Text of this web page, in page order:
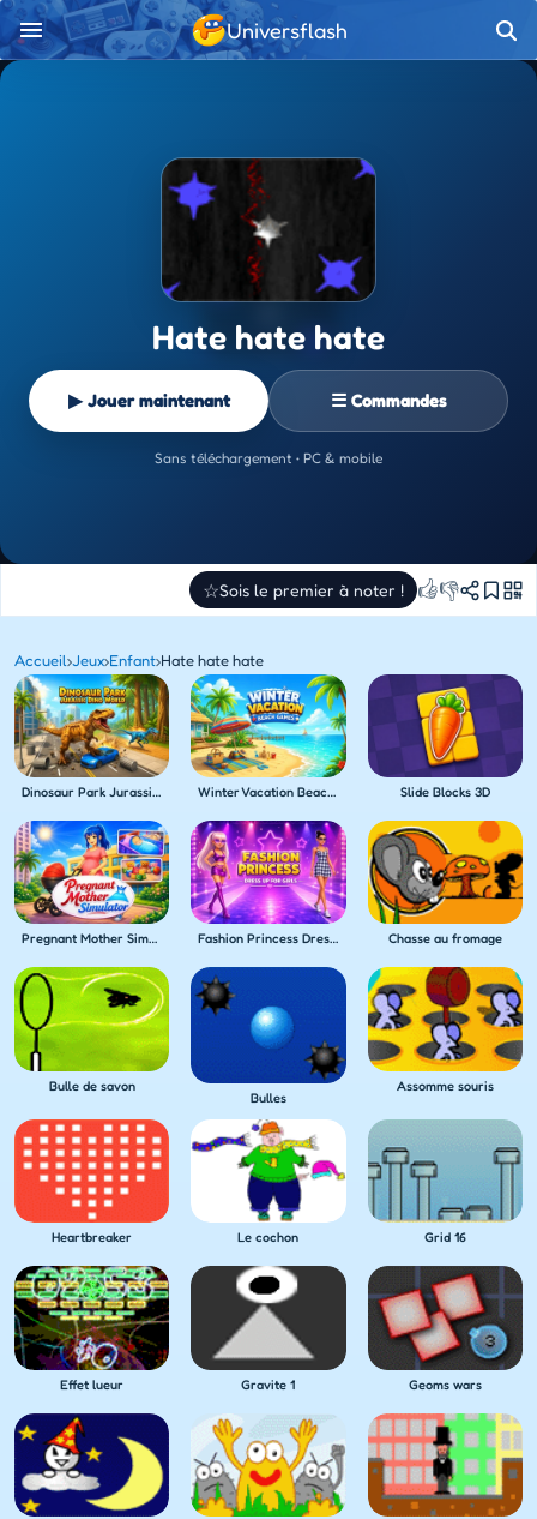
Universflash
Hate hate hate
▶ Jouer maintenant ☰ Commandes
Sans téléchargement • PC & mobile
☆Sois le premier à noter ! 👍👎
Accueil›Jeux›Enfant›Hate hate hate
Dinosaur Park Jurassic Dino World Winter Vacation Beach Games Slide Blocks 3D
Pregnant Mother Simulator Fashion Princess Dress Up for Girls Chasse au fromage
Bulle de savon
Bulles
Assomme souris
Heartbreaker Le cochon Grid 16
Effet lueur Gravite 1 Geoms wars